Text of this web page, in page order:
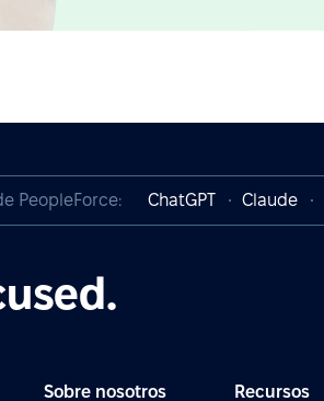
PeopleForce: ChatGPT Claude
Sobre nosotros Recursos